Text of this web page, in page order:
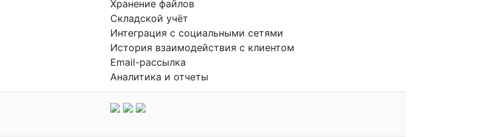
Хранение файлов
Складской учёт
Интеграция с социальными сетями
История взаимодействия с клиентом
Email-рассылка
Аналитика и отчеты